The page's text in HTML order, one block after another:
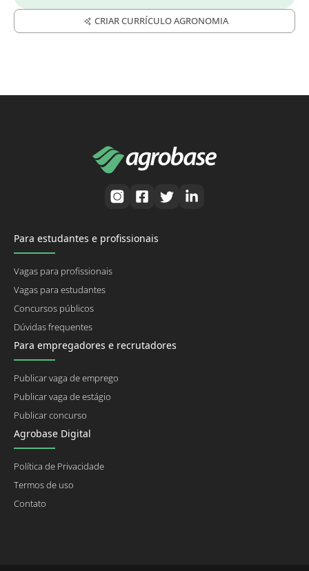
CRIAR CURRÍCULO AGRONOMIA
Para estudantes e profissionais
Vagas para profissionais
Vagas para estudantes
Concursos públicos
Dúvidas frequentes
Para empregadores e recrutadores
Publicar vaga de emprego
Publicar vaga de estágio
Publicar concurso
Agrobase Digital
Política de Privacidade
Termos de uso
Contato